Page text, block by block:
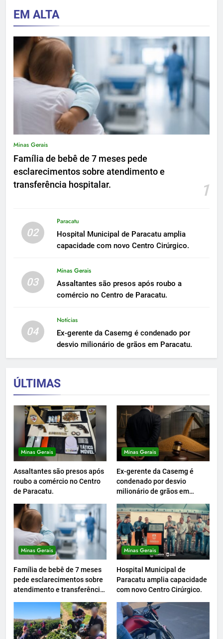
EM ALTA
Minas Gerais
Família de bebê de 7 meses pede
esclarecimentos sobre atendimento e
transferência hospitalar.
1
02
Paracatu
Hospital Municipal de Paracatu amplia
capacidade com novo Centro Cirúrgico.
03
Minas Gerais
Assaltantes são presos após roubo a
comércio no Centro de Paracatu.
04
Notícias
Ex-gerente da Casemg é condenado por
desvio milionário de grãos em Paracatu.
ÚLTIMAS
Minas Gerais
Assaltantes são presos após
roubo a comércio no Centro
de Paracatu.
Minas Gerais
Ex-gerente da Casemg é
condenado por desvio
milionário de grãos em
Minas Gerais
Família de bebê de 7 meses
pede esclarecimentos sobre
atendimento e transferência
Minas Gerais
Hospital Municipal de
Paracatu amplia capacidade
com novo Centro Cirúrgico.